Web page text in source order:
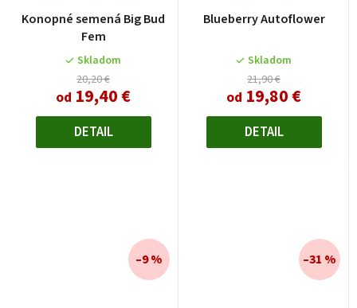
Konopné semená Big Bud
Fem
Skladom
20,20 €
od 19,40 €
DETAIL
Blueberry Autoflower
hodnotenie
je
4,0
z
5
hviezdičiek.
Skladom
21,90 €
od 19,80 €
DETAIL
–9 % –31 %